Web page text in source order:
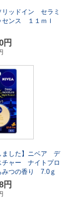
リッドイン セラミ
センス １１ｍｌ
円
ました】ニベア デ
チャー ナイトプロ
つの香り 7.0ｇ
円